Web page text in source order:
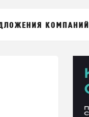
КОМПАНИЙ